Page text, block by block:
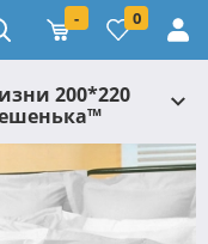
- 0
200*220